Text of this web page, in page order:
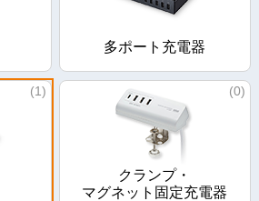
多ポート充電器
(1)
クランプ・
マグネット固定充電器
(0)